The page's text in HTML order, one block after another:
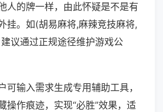
人的牌一样，由此怀疑是不是有
挂。如(胡易麻将,麻辣竞技麻将,
议通过正规途径维护游戏公
可输入需求生成专用辅助工具，
操作痕迹，实现“必胜”效果，适